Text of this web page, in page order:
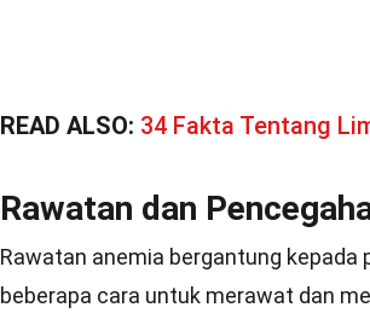
READ ALSO: 34 Fakta Tentang
Rawatan dan
Rawatan anemia bergantung kepada
beberapa cara untuk merawat dan